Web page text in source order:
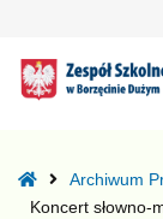
słowno-
muzyczny
wiodący
klarnet.
HomeArchiwum
Koncert słowno-